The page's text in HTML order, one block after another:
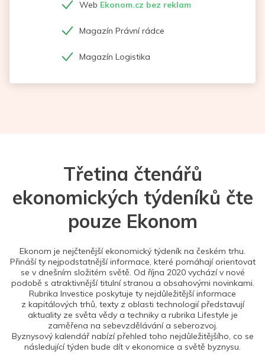
Web Ekonom.cz bez reklam
Magazín Právní rádce
Magazín Logistika
Třetina čtenářů
ekonomických týdeníků čte
pouze Ekonom
Ekonom je nejčtenější ekonomický týdeník na českém trhu.
Přináší ty nejpodstatnější informace, které pomáhají orientovat
se v dnešním složitém světě. Od října 2020 vychází v nové
podobě s atraktivnější titulní stranou a obsahovými novinkami.
Rubrika Investice poskytuje ty nejdůležitější informace
z kapitálových trhů, texty z oblasti technologií představují
aktuality ze světa vědy a techniky a rubrika Lifestyle je
zaměřena na sebevzdělávání a seberozvoj.
Byznysový kalendář nabízí přehled toho nejdůležitějšího, co se
následující týden bude dít v ekonomice a světě byznysu.